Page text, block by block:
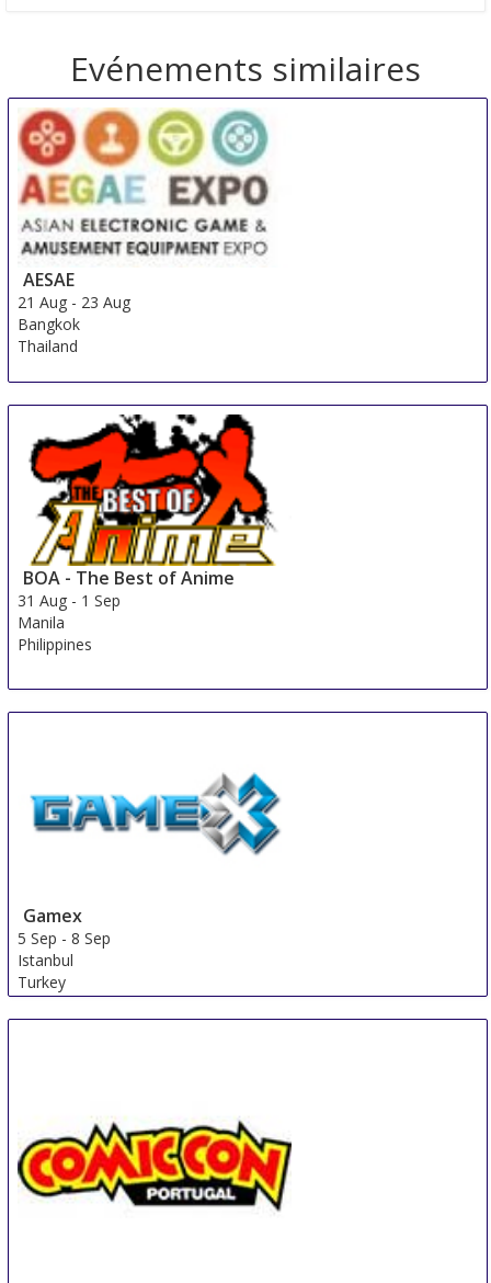
Evénements similaires
AESAE
21 Aug - 23 Aug
Bangkok
Thailand
BOA - The Best of Anime
31 Aug - 1 Sep
Manila
Philippines
Gamex
5 Sep -8 Sep
Istanbul
Turkey